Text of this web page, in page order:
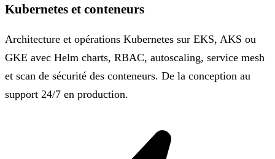
Kubernetes et conteneurs
Architecture et opérations Kubernetes sur EKS, AKS ou
GKE avec Helm charts, RBAC, autoscaling, service mesh
et scan de sécurité des conteneurs. De la conception au
support 24/7 en production.